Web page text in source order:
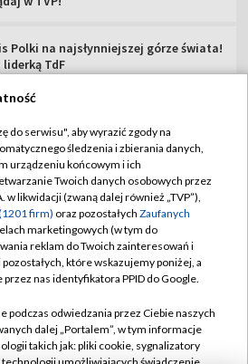
Samochodowe MP – 82. Rajd Polski
Abonament TVP
Sklep TVP
Biuro Reklamy
Oferta Handlowa
ogłoszenia
Programowa
przetargowe
Regulamin TVP
prywatności
Moje zgody
Biuro reklamy
Kontakt
Kanały
do serwisu", aby wyrazić zgody na
śledzenia i zbierania danych,
urządzeniu końcowym i ich
Twoich danych osobowych przez
w likwidacji (zwaną dalej również „TVP”),
firm) oraz pozostałych Zaufanych
marketingowych (w tym do
reklam do Twoich zainteresowań i
które wskazujemy poniżej, a
nas identyfikatora PPID do Google.
podczas odwiedzania przez Ciebie naszych
dalej „Portalem”, w tym informacje
takich jak: pliki cookie, sygnalizatory